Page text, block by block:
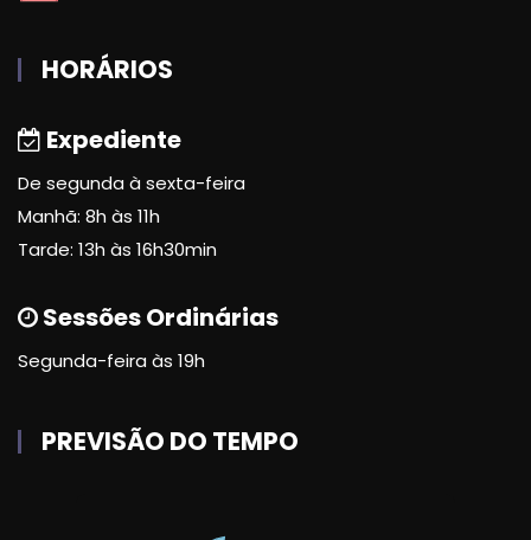
HORÁRIOS
Expediente
De segunda à sexta-feira
Manhã: 8h às 11h
Tarde: 13h às 16h30min
Sessões Ordinárias
Segunda-feira às 19h
PREVISÃO DO TEMPO